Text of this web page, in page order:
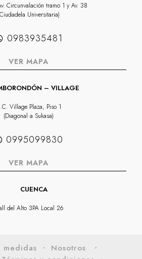
Circunvalación tramo 1 y Av. 38
Universitaria)
0983935481
VER MAPA
– VILLAGE
Village Plaza, Piso 1
(Diagonal a Sukasa)
0995099830
VER MAPA
CUENCA
del Alto 3PA Local 26
medidas ・ Nosotros
・